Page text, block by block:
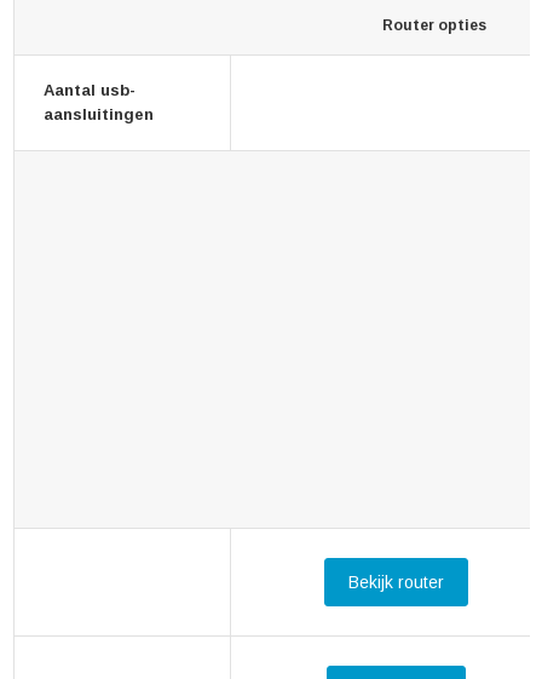
Router opties
Aantal usb-
aansluitingen
Bekijk router